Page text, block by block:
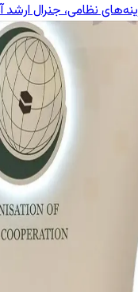
نظامی، جنرال ارشد